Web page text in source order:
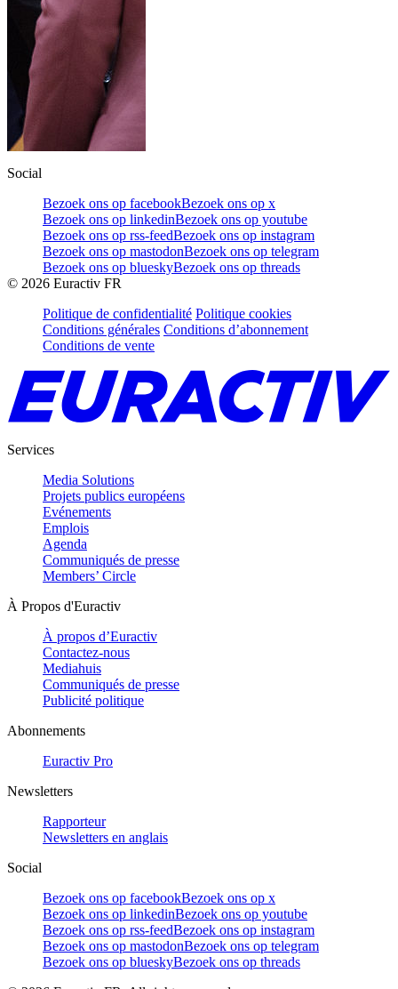
Social
Bezoek ons op facebookBezoek ons op x
Bezoek ons op linkedinBezoek ons op youtube
Bezoek ons op rss-feedBezoek ons op instagram
Bezoek ons op mastodonBezoek ons op telegram
Bezoek ons op blueskyBezoek ons op threads
© 2026 Euractiv FR
Politique de confidentialité Politique cookies
Conditions générales Conditions d’abonnement
Conditions de vente
Services
Media Solutions
Projets publics européens
Evénements
Emplois
Agenda
Communiqués de presse
Members’ Circle
À Propos d'Euractiv
À propos d’Euractiv
Contactez-nous
Mediahuis
Communiqués de presse
Publicité politique
Abonnements
Euractiv Pro
Newsletters
Rapporteur
Newsletters en anglais
Social
Bezoek ons op facebookBezoek ons op x
Bezoek ons op linkedinBezoek ons op youtube
Bezoek ons op rss-feedBezoek ons op instagram
Bezoek ons op mastodonBezoek ons op telegram
Bezoek ons op blueskyBezoek ons op threads